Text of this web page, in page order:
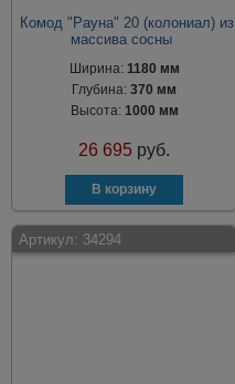
Комод "Рауна" 20 (колониал) из
массива сосны
Ширина: 1180 мм
Глубина:370 мм
Высота: 1000 мм
26 695 руб.
Артикул: 34294